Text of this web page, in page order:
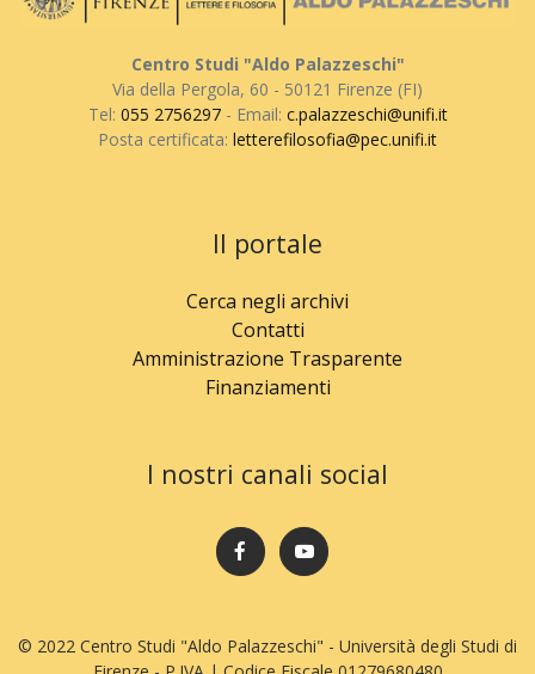
Centro Studi "Aldo Palazzeschi"
Via della Pergola, 60 - 50121 Firenze (FI)
Tel: 055 2756297- Email: c.palazzeschi@unifi.it
Posta certificata: letterefilosofia@pec.unifi.it
Il portale
Cerca negli archivi
Contatti
Amministrazione Trasparente
Finanziamenti
I nostri canali social
© 2022 Centro Studi "Aldo Palazzeschi" - Università degli Studi di